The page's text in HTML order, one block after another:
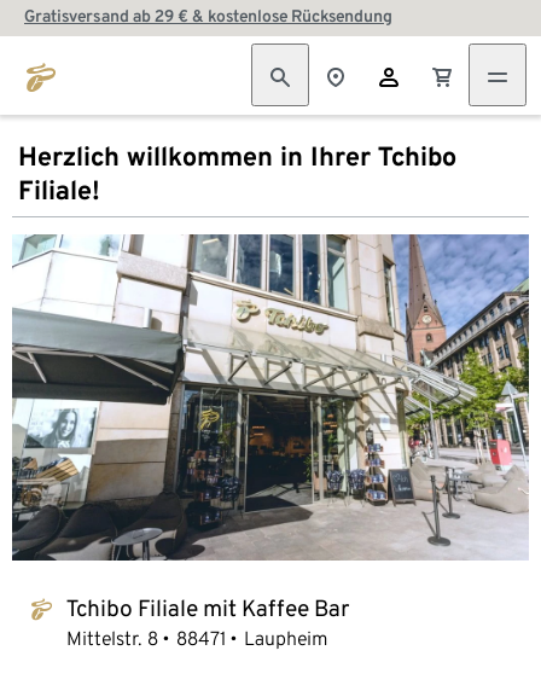
Gratisversand ab 29 € & kostenlose Rücksendung
Herzlich willkommen in Ihrer Tchibo
Filiale!
tchibo_logo Tchibo Filiale mit Kaffee Bar
Mittelstr. 8 88471 Laupheim